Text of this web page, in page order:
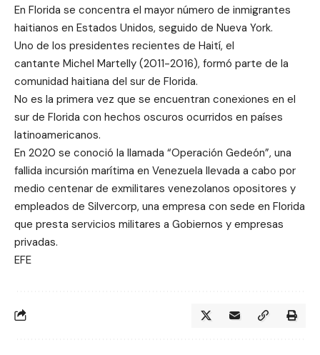
En Florida se concentra el mayor número de inmigrantes
haitianos en Estados Unidos, seguido de Nueva York.
Uno de los presidentes recientes de Haití, el
cantante Michel Martelly (2011-2016), formó parte de la
comunidad haitiana del sur de Florida.
No es la primera vez que se encuentran conexiones en el
sur de Florida con hechos oscuros ocurridos en países
latinoamericanos.
En 2020 se conoció la llamada “Operación Gedeón”, una
fallida incursión marítima en Venezuela llevada a cabo por
medio centenar de exmilitares venezolanos opositores y
empleados de Silvercorp, una empresa con sede en Florida
que presta servicios militares a Gobiernos y empresas
privadas.
EFE